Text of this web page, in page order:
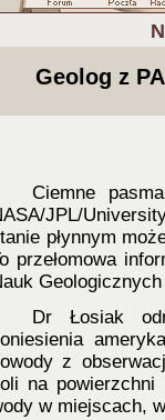
Geolog z
Ciemne
JPL/
płynnym
przełomowa
Dr Łosiak
z
na powierzchni
w miejscach,